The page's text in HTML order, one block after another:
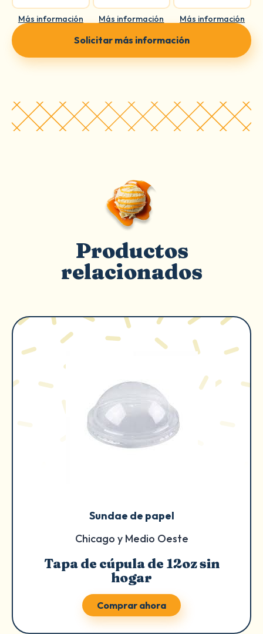
Más información Más información Más información
Solicitar más información
Productos
relacionados
Sundae de papel
Chicago y Medio Oeste
Tapa de cúpula de 12oz sin
hogar
Comprar ahora